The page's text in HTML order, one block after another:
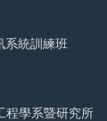
系統訓練班
程學系暨研究所